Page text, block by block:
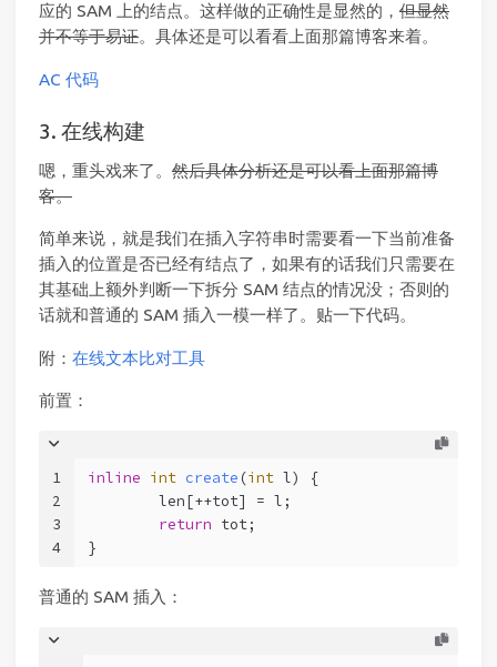
应的 SAM 上的结点。这样做的正确性是显然的， 但显然
并不等于易证。具体还是可以看看上面那篇博客来着。
AC 代码
3. 在线构建
嗯，重头戏来了。 然后具体分析还是可以看上面那篇博
客。
简单来说，就是我们在插入字符串时需要看一下当前准备
插入的位置是否已经有结点了，如果有的话我们只需要在
其基础上额外判断一下拆分 SAM 结点的情况没；否则的
话就和普通的 SAM 插入一模一样了。贴一下代码。
附： 在线文本比对工具
前置：
1
2
3
4
inline int create (int l)
{
	len[++tot] = l;
return tot;
}
普通的 SAM 插入：